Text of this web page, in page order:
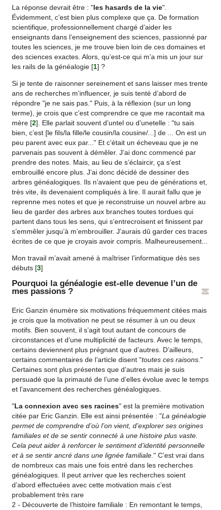
La réponse devrait être : " les hasards de la vie".
Évidemment, c’est bien plus complexe que ça. De formation
scientifique, professionnellement chargé d’aider les
enseignants dans l’enseignement des sciences, passionné par
toutes les sciences, je me trouve bien loin de ces domaines et
des sciences exactes. Alors, qu’est-ce qui m’a mis un jour sur
les rails de la généalogie [1] ?
Si je tente de raisonner sereinement et sans laisser mes trente
ans de recherches m’influencer, je suis tenté d’abord de
répondre "je ne sais pas." Puis, à la réflexion (sur un long
terme), je crois que c’est comprendre ce que me racontait ma
mère [2]
. Elle parlait souvent d’untel ou d’unetelle : "tu sais
bien, c’est [le fils/la fille/le cousin/la cousine/...] de ... On est un
peu parent avec eux par..." Et c’était un écheveau que je ne
parvenais pas souvent à démêler. J’ai donc commencé par
prendre des notes. Mais, au lieu de s’éclaircir, ça s’est
embrouillé encore plus. J’ai donc décidé de dessiner des
arbres généalogiques. Ils n’avaient que peu de générations et,
très vite, ils devenaient compliqués à lire. Il aurait fallu que je
reprenne mes notes et que je reconstruise un nouvel arbre au
lieu de garder des arbres aux branches toutes tordues qui
partent dans tous les sens, qui s’entrecroisent et finissent par
s’emmêler jusqu’à m’embrouiller. J’aurais dû garder ces traces
écrites de ce que je croyais avoir compris. Malheureusement...
Mon travail m’avait amené à maîtriser l’informatique dès ses
débuts [3]
Pourquoi la généalogie est-elle devenue l’un de
mes passions ?
Eric Ganzin énumère six motivations fréquemment citées mais
je crois que la motivation ne peut se résumer à un ou deux
motifs. Bien souvent, il s’agit tout autant de concours de
circonstances et d’une multiplicité de facteurs. Avec le temps,
certains deviennent plus prégnant que d’autres. D’ailleurs,
certains commentaires de l’article disent "toutes ces raisons."
Certaines sont plus présentes que d’autres mais je suis
persuadé que la primauté de l’une d’elles évolue avec le temps
et l’avancement des recherches généalogiques.
"La connexion avec ses racines" est la première motivation
citée par Eric Ganzin. Elle est ainsi présentée : "La généalogie
permet de comprendre d’où l’on vient, d’explorer ses origines
familiales et de se sentir connecté à une histoire plus vaste.
Cela peut aider à renforcer le sentiment d’identité personnelle
et à se sentir ancré dans une lignée familiale." C’est vrai dans
de nombreux cas mais une fois entré dans les recherches
généalogiques. Il peut arriver que les recherches soient
d’abord effectuées avec cette motivation mais c’est
probablement très rare
2 - Découverte de l’histoire familiale : En remontant le temps,